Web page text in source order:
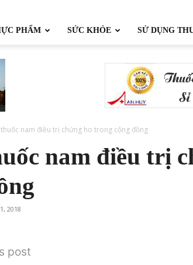
PHẨM SỨC KHỎE SỬ DỤNG
nam điều trị chứng ho trong cộng đồng
nam điều trị
2018
post